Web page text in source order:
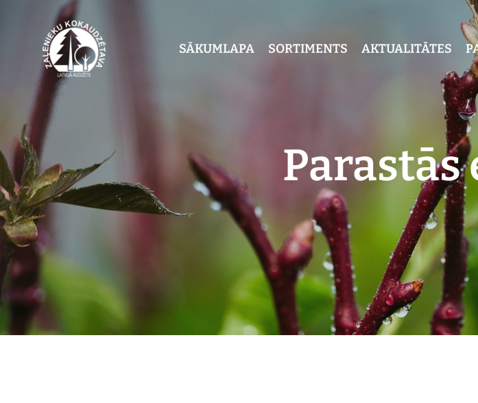
SĀKUMLAPA SORTIMENTS AKTUALITĀTES
Parastās